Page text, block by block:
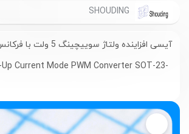
آیسی افزاینده ولتاژ سوییچینگ 5 ولت با فرکانس کاری 1MHz
Current Mode PWM Converter SOT-23-